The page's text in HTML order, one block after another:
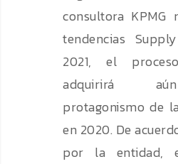
consultora
tendencias
2021, el
adquirirá
protagonismo de
en 2020. De
por la entidad,